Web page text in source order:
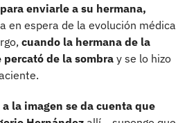
enviarle a su hermana,
en espera de la evolución médica
cuando la hermana de la
de la sombra y se lo hizo
la imagen se da cuenta que